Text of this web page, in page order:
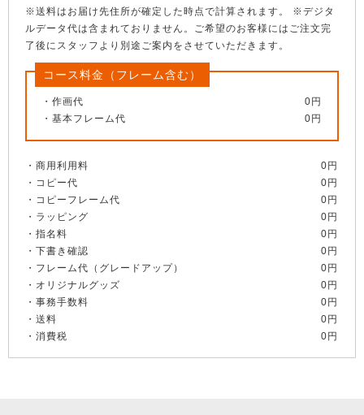
※送料はお届け先住所が確定した時点で計算されます。 ※デジタ
ルデータ代は含まれておりません。ご希望のお客様にはご注文完
了後にスタッフより別途ご案内をさせていただきます。
コース料金（フレーム含む）
作画代
0円
基本フレーム代
0円
商用利用料
0円
コピー代
0円
コピーフレーム代
0円
ラッピング
0円
指名料
0円
下書き確認
0円
フレーム代（グレードアップ）
0円
オリジナルグッズ
0円
事務手数料
0円
送料
0円
消費税
0円